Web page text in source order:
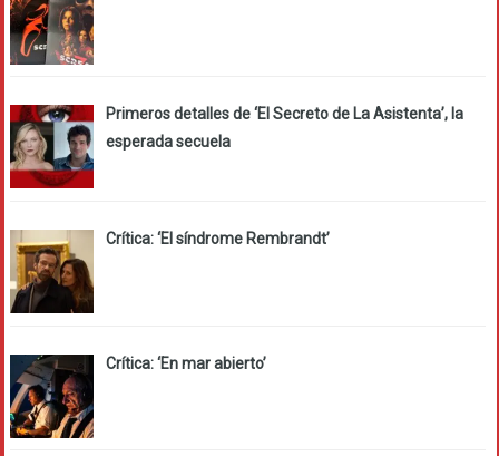
Primeros detalles de ‘El Secreto de La Asistenta’, la
esperada secuela
Crítica: ‘El síndrome Rembrandt’
Crítica: ‘En mar abierto’